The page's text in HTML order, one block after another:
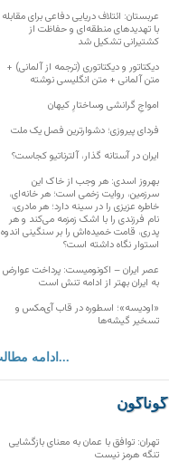
عربستان: ائتلاف دریایی دفاعی برای مقابله
با تهدیدهای منطقه‌ای و حفاظت از
کشتیرانی تشکیل شد
دیکتاتور و دیکتاتوری (ترجمه از آلمانی) +
متن آلمانی + متن انگلیسی نوشته
‌امواجِ گرانشی وساختارِ کیهان
فردای پیروزی؛ دشوارترین فصل یک ملت
ایران در آستانه گذار، آلترناتیو کجاست؟
بهروز اسدی: هر وجب از خاک‌ این
سرزمین، روایت زخمی است؛ هر خانه‌ای،
خاطره عزیزی را در سینه دارد؛ هر مادری،
نام فرزندی را با اشک زمزمه می‌کند و هر
پدری، قامت خمیده‌اش را بر سنگینی اندوه
استوار نگاه داشته است؟
عصر ایران – اکونومیست: پرداخت عوارض
به ایران بهتر از ادامه تنش است
«اودیسه»؛ اسطوره در قاب آی‌مکس و
تسخیر گیشه‌ها
ادامه مطالب...
گوناگون
تهران: توافق با عمان به معنای بازگشایی
تنگه هرمز نیست